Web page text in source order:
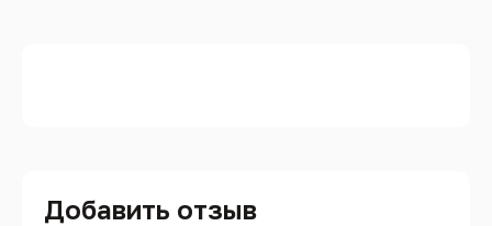
Добавить отзыв